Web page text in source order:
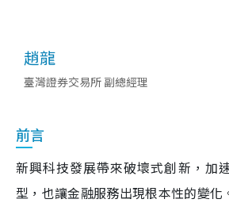
趙龍
臺灣證券交易所 副總經理
前言
新興科技發展帶來破壞式創新，加
型，也讓金融服務出現根本性的變化